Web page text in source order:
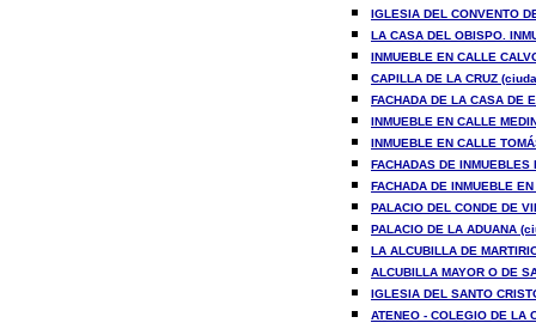
IGLESIA DEL CONVENTO
LA CASA DEL OBISPO.
INMUEBLE EN CALLE
CAPILLA DE LA CRUZ
FACHADA DE LA CASA DE
INMUEBLE EN CALLE
INMUEBLE EN CALLE
FACHADAS DE
FACHADA DE INMUEBLE
PALACIO DEL CONDE DE
PALACIO DE LA ADUANA
LA ALCUBILLA DE
ALCUBILLA MAYOR O DE
IGLESIA DEL SANTO
ATENEO - COLEGIO DE LA